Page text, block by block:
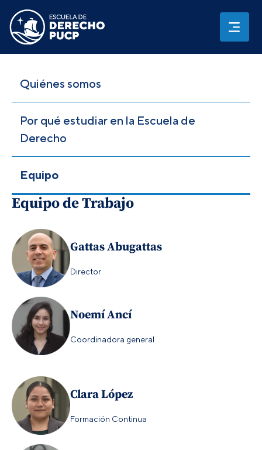
Quiénes somos
Por qué estudiar en la Escuela de
Derecho
Equipo
Equipo de Trabajo
Gattas Abugattas
Director
Noemí Ancí
Coordinadora general
Clara López
Formación Continua